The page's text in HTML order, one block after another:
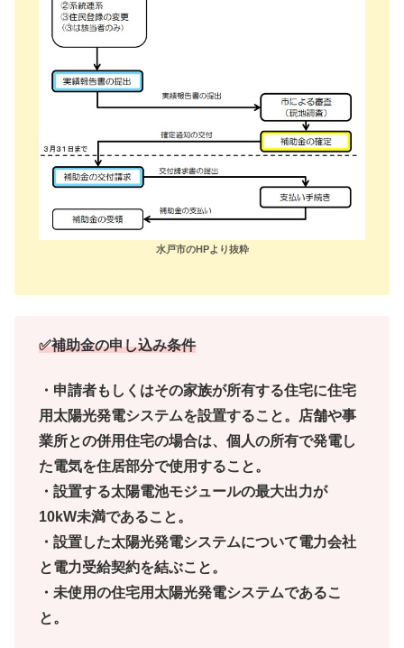
水戸市のHPより抜粋
✅補助金の申し込み条件
・申請者もしくはその家族が所有する住宅に住宅
用太陽光発電システムを設置すること。店舗や事
業所との併用住宅の場合は、個人の所有で発電し
た電気を住居部分で使用すること。
・設置する太陽電池モジュールの最大出力が
10kW未満であること。
・設置した太陽光発電システムについて電力会社
と電力受給契約を結ぶこと。
・未使用の住宅用太陽光発電システムであるこ
と。